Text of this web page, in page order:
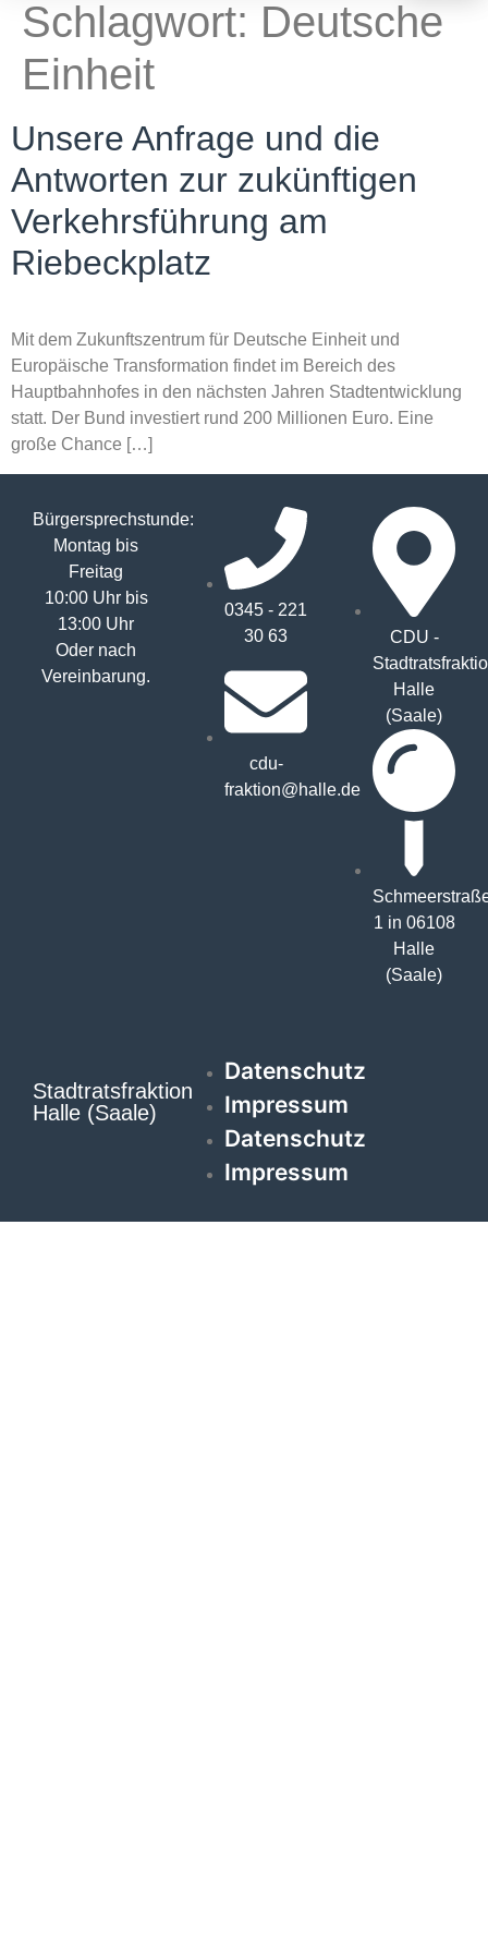
Schlagwort: Deutsche
Einheit
Unsere Anfrage und die
Antworten zur zukünftigen
Verkehrsführung am
Riebeckplatz
Mit dem Zukunftszentrum für Deutsche Einheit und
Europäische Transformation findet im Bereich des
Hauptbahnhofes in den nächsten Jahren Stadtentwicklung
statt. Der Bund investiert rund 200 Millionen Euro. Eine
große Chance […]
Bürgersprechstunde:
Montag bis
Freitag
10:00 Uhr bis
13:00 Uhr
Oder nach
Vereinbarung.
0345 - 221
30 63
cdu-
fraktion@halle.de
CDU -
Halle
(Saale)
1 in 06108
Halle
(Saale)
Stadtratsfraktion
Halle (Saale)
Datenschutz
Impressum
Datenschutz
Impressum